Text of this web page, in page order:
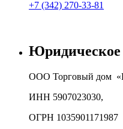
+7 (342) 270-33-81
Юридическое
ООО Торговый дом
ИНН 5907023030,
ОГРН 1035901171987